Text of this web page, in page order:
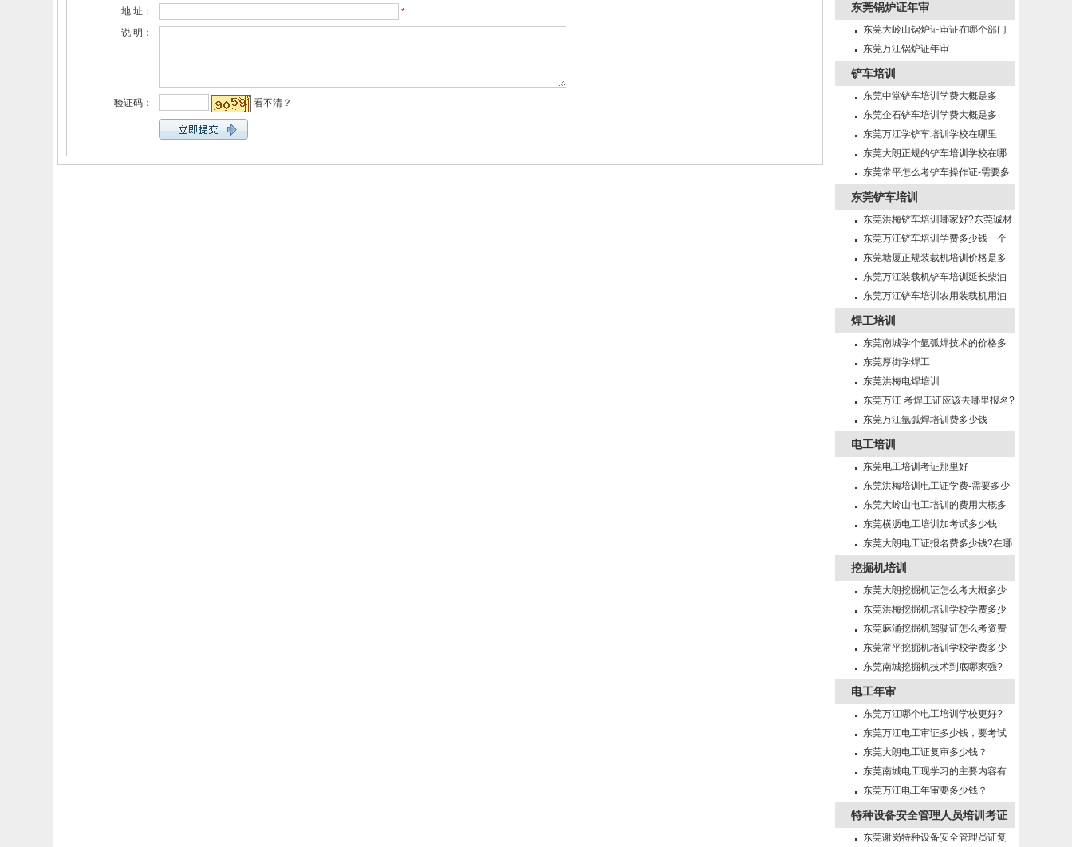
地 址：
*
说 明：
验证码： 看不清？
东莞锅炉证年审
东莞大岭山锅炉证审证在哪个部门
年审
东莞万江锅炉证年审
铲车培训
东莞中堂铲车培训学费大概是多
少？
东莞企石铲车培训学费大概是多
少？
东莞万江学铲车培训学校在哪里
东莞大朗正规的铲车培训学校在哪
里?
东莞常平怎么考铲车操作证-需要多
少钱?
东莞铲车培训
东莞洪梅铲车培训哪家好?东莞诚材
培训学校！
东莞万江铲车培训学费多少钱一个
月？
东莞塘厦正规装载机培训价格是多
少钱一个月？
东莞万江装载机铲车培训延长柴油
机机油使用期的方法有那些？
东莞万江铲车培训农用装载机用油
及润滑注意事项
焊工培训
东莞南城学个氩弧焊技术的价格多
少？
东莞厚街学焊工
东莞洪梅电焊培训
东莞万江 考焊工证应该去哪里报名?
东莞万江氩弧焊培训费多少钱
电工培训
东莞电工培训考证那里好
东莞洪梅培训电工证学费-需要多少
钱?需要什么条件?
东莞大岭山电工培训的费用大概多
少钱啊
东莞横沥电工培训加考试多少钱
东莞大朗电工证报名费多少钱?在哪
里报名?
挖掘机培训
东莞大朗挖掘机证怎么考大概多少
钱?在哪里报名？
东莞洪梅挖掘机培训学校学费多少
钱?
东莞麻涌挖掘机驾驶证怎么考资费
多少?
东莞常平挖掘机培训学校学费多少
钱?
东莞南城挖掘机技术到底哪家强?
电工年审
东莞万江哪个电工培训学校更好?
东莞万江电工审证多少钱，要考试
吗？
东莞大朗电工证复审多少钱？
东莞南城电工现学习的主要内容有
哪些?
东莞万江电工年审要多少钱？
特种设备安全管理人员培训考证
东莞谢岗特种设备安全管理员证复